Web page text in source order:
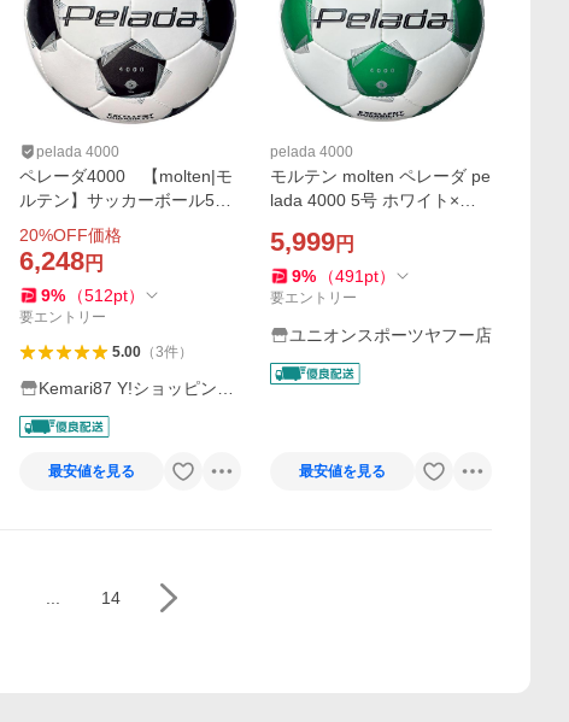
pelada 4000
ペレーダ4000 【molten|モ
ルテン】サッカーボール5号
球f5k4000
20%OFF価格
6,248円
9% （512pt）
要エントリー
5.00（3件）
Kemari87 Y!ショッピング
店
最安値を見る
pelada 4000
モルテン molten ペレーダ pe
lada 4000 5号 ホワイト×メ
サッカーボール5号球
5,999円
9% （491 pt）
要エントリー
ユニオンスポーツヤフー店
最安値を見る
14